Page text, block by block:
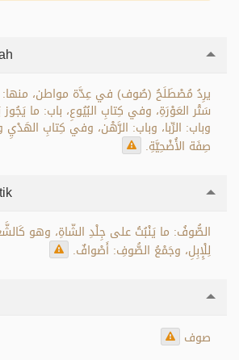
يرِدُ مُصْطَلَحُ (صُوف) في عِدَّة مواطن، منها:
سَتْر العَوْرَةِ، وفي كِتابِ البُيُوعِ، باب: ما يَجُوز
وباب: الرِّبا، وباب: الرَّهْن، وفي كِتابِ الهَدْيِ
صِفَة الأُضْحِيَّةِ.
الصُّوفُ: ما يَنْبُتُ على جِلْدِ الشّاةِ، وهو كَالشَّعْرِ
لِلْإِبِلِ، وجَمْعُ الصُّوفِ: أَصْوافٌ.
صوف